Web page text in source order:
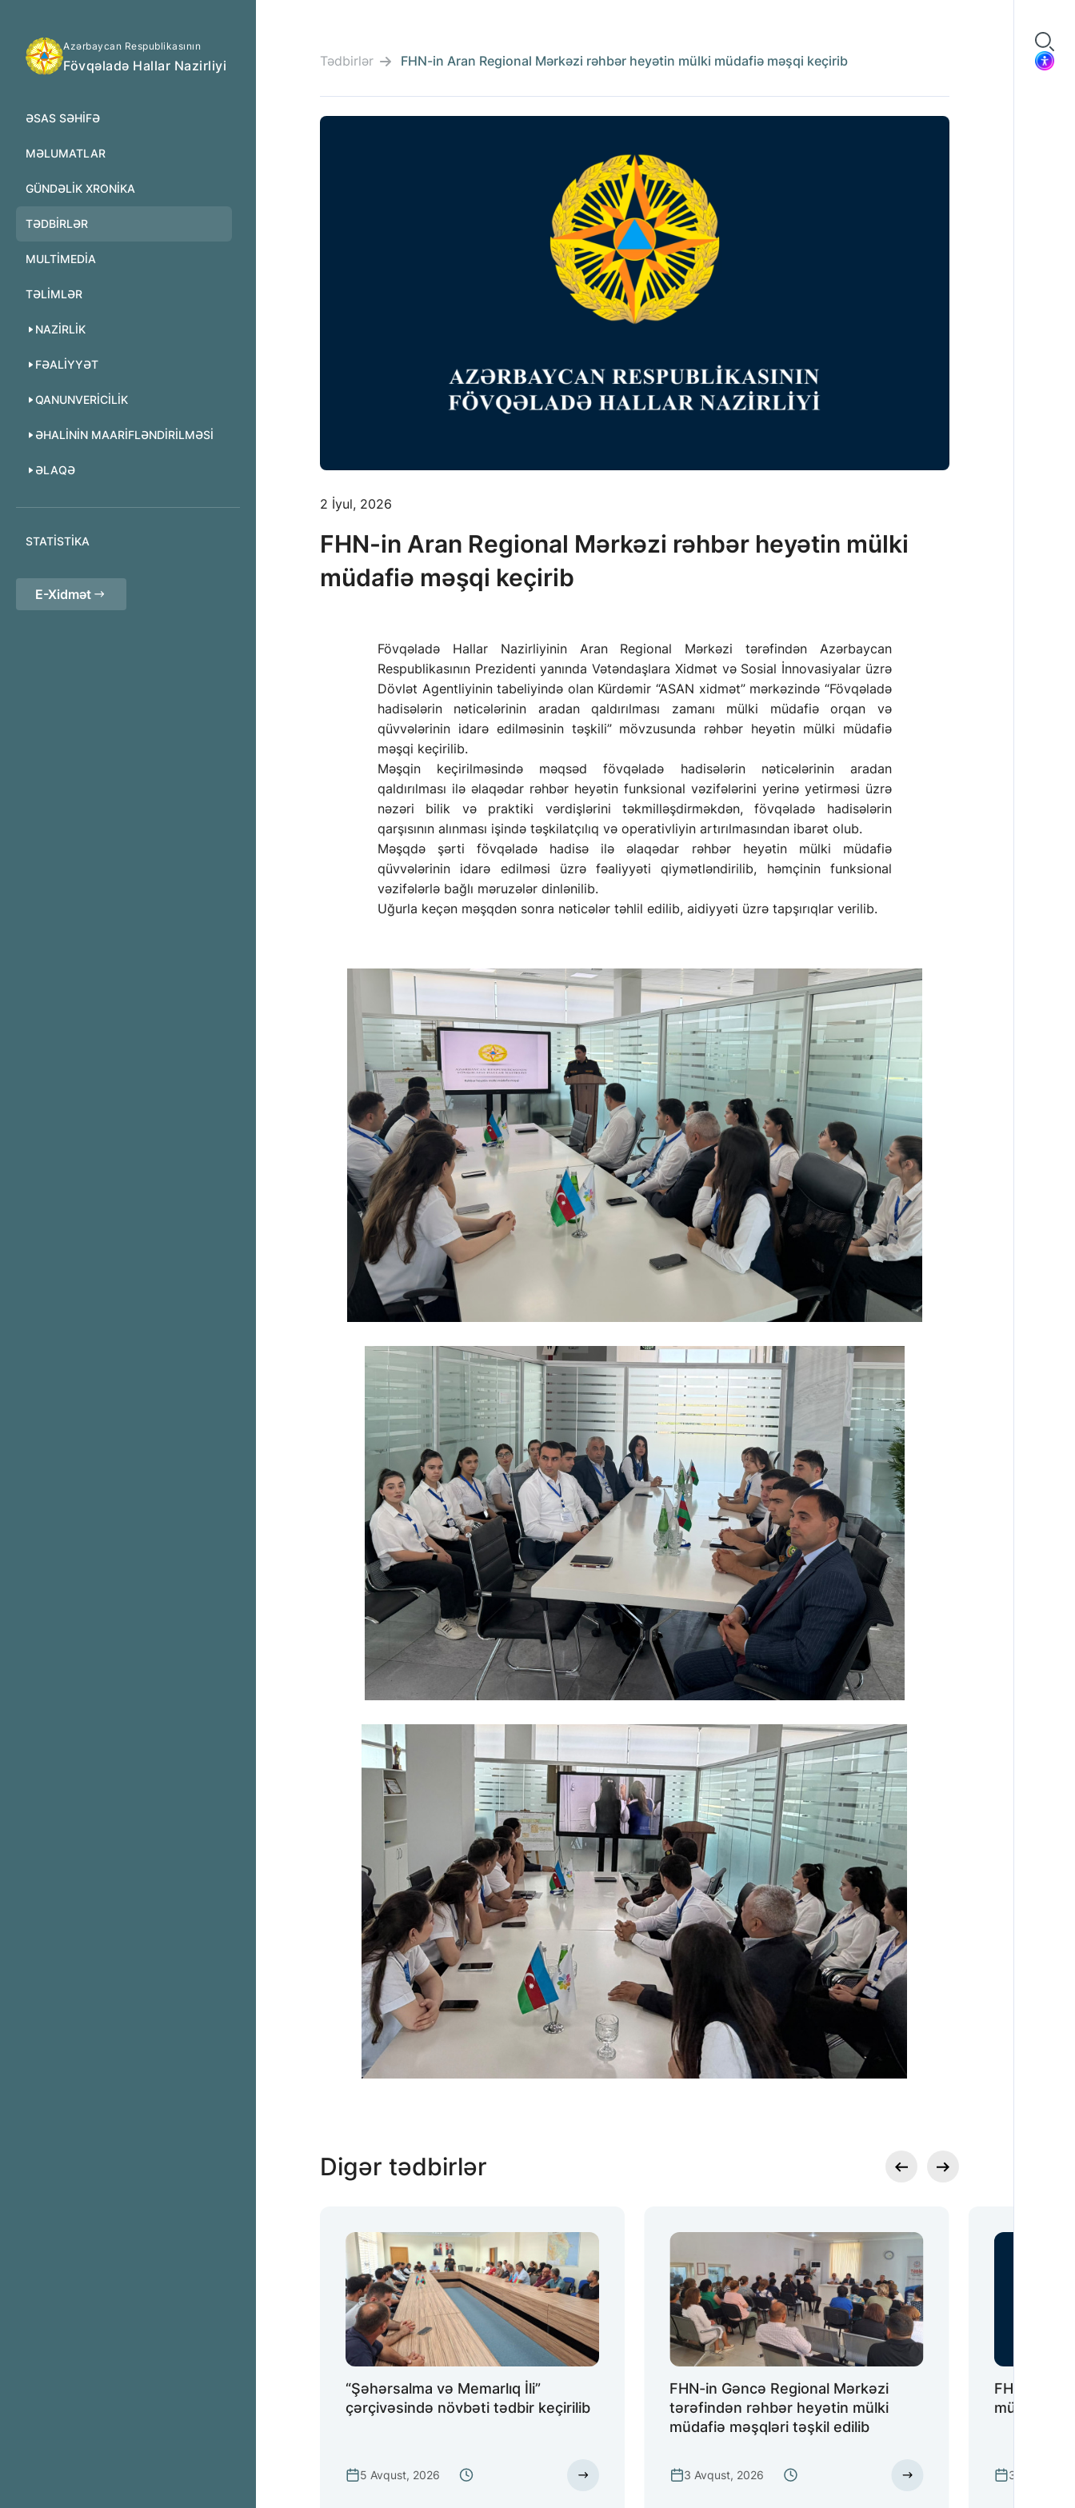
Azərbaycan Respublikasının
Fövqəladə Hallar Nazirliyi
ƏSAS SƏHIFƏ
MƏLUMATLAR
GÜNDƏLIK XRONIKA
TƏDBIRLƏR
MULTİMEDİA
TƏLIMLƏR
NAZIRLIK
FƏALIYYƏT
QANUNVERICILIK
ƏHALININ MAARIFLƏNDIRILMƏSI
ƏLAQƏ
STATISTIKA
E-Xidmət
Tədbirlər FHN-in Aran Regional Mərkəzi rəhbər heyətin mülki müdafiə məşqi keçirib
2 İyul, 2026
FHN-in Aran Regional Mərkəzi rəhbər heyətin mülki
müdafiə məşqi keçirib
Fövqəladə Hallar Nazirliyinin Aran Regional Mərkəzi tərəfindən Azərbaycan
Respublikasının Prezidenti yanında Vətəndaşlara Xidmət və Sosial İnnovasiyalar üzrə
Dövlət Agentliyinin tabeliyində olan Kürdəmir “ASAN xidmət” mərkəzində “Fövqəladə
hadisələrin nəticələrinin aradan qaldırılması zamanı mülki müdafiə orqan və
qüvvələrinin idarə edilməsinin təşkili” mövzusunda rəhbər heyətin mülki müdafiə
məşqi keçirilib.
Məşqin keçirilməsində məqsəd fövqəladə hadisələrin nəticələrinin aradan
qaldırılması ilə əlaqədar rəhbər heyətin funksional vəzifələrini yerinə yetirməsi üzrə
nəzəri bilik və praktiki vərdişlərini təkmilləşdirməkdən, fövqəladə hadisələrin
qarşısının alınması işində təşkilatçılıq və operativliyin artırılmasından ibarət olub.
Məşqdə şərti fövqəladə hadisə ilə əlaqədar rəhbər heyətin mülki müdafiə
qüvvələrinin idarə edilməsi üzrə fəaliyyəti qiymətləndirilib, həmçinin funksional
vəzifələrlə bağlı məruzələr dinlənilib.
Uğurla keçən məşqdən sonra nəticələr təhlil edilib, aidiyyəti üzrə tapşırıqlar verilib.
Digər tədbirlər
“Şəhərsalma və Memarlıq İli”
çərçivəsində növbəti tədbir keçirilib
5 Avqust, 2026
FHN-in Gəncə Regional Mərkəzi
tərəfindən rəhbər heyətin mülki
müdafiə məşqləri təşkil edilib
3 Avqust, 2026
FHN-nin
müdafiə
31 İyul,